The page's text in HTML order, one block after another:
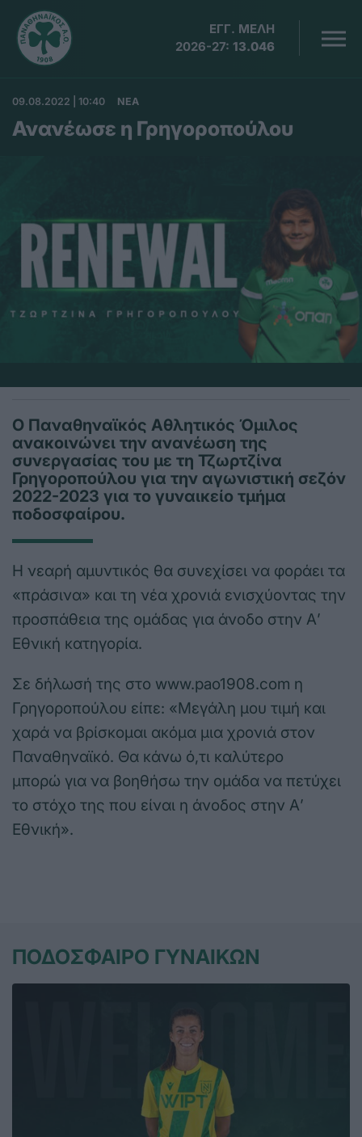
ΕΓΓ. ΜΕΛΗ
2026-27: 13.046
09.08.2022 | 10:40 ΝΕΑ
Ανανέωσε η Γρηγοροπούλου
Ο Παναθηναϊκός Αθλητικός Όμιλος
ανακοινώνει την ανανέωση της
συνεργασίας του με τη Τζωρτζίνα
Γρηγοροπούλου για την αγωνιστική σεζόν
2022-2023 για το γυναικείο τμήμα
ποδοσφαίρου.
Η νεαρή αμυντικός θα συνεχίσει να φοράει τα
«πράσινα» και τη νέα χρονιά ενισχύοντας την
προσπάθεια της ομάδας για άνοδο στην Α’
Εθνική κατηγορία.
Σε δήλωσή της στο www.pao1908.com η
Γρηγοροπούλου είπε: «Μεγάλη μου τιμή και
χαρά να βρίσκομαι ακόμα μια χρονιά στον
Παναθηναϊκό. Θα κάνω ό,τι καλύτερο
μπορώ για να βοηθήσω την ομάδα να πετύχει
το στόχο της που είναι η άνοδος στην Α’
Εθνική».
ΠΟΔΟΣΦΑΙΡΟ ΓΥΝΑΙΚΩΝ